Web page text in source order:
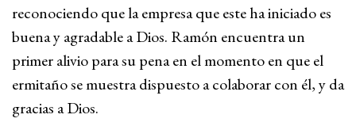
reconociendo que la empresa que este ha iniciado es
buena y agradable a Dios. Ramón encuentra un
primer alivio para su pena en el momento en que el
ermitaño se muestra dispuesto a colaborar con él, y da
gracias a Dios.